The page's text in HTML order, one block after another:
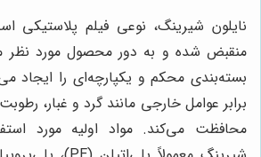
نایلون شیرینگ، نوعی فیلم پلاستیکی
منقبض شده و به دور محصول مورد نظر
بسته‌بندی محکم و یکپارچه‌ای را ایجاد
برابر عوامل خارجی مانند گرد و غبار،
محافظت می‌کند. مواد اولیه مورد